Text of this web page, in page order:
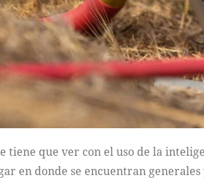
tiene que ver con el uso de la
en donde se encuentran